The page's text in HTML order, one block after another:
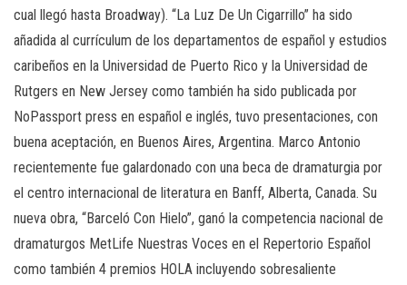
cual llegó hasta Broadway). “La Luz De Un Cigarrillo” ha sido
añadida al currículum de los departamentos de español y estudios
caribeños en la Universidad de Puerto Rico y la Universidad de
Rutgers en New Jersey como también ha sido publicada por
NoPassport press en español e inglés, tuvo presentaciones, con
buena aceptación, en Buenos Aires, Argentina. Marco Antonio
recientemente fue galardonado con una beca de dramaturgia por
el centro internacional de literatura en Banff, Alberta, Canada. Su
nueva obra, “Barceló Con Hielo”, ganó la competencia nacional de
dramaturgos MetLife Nuestras Voces en el Repertorio Español
como también 4 premios HOLA incluyendo sobresaliente